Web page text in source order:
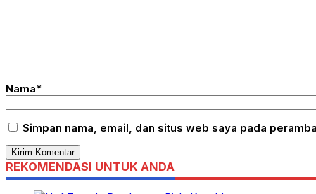
Nama*
Simpan nama, email, dan situs web saya pada
REKOMENDASI UNTUK ANDA